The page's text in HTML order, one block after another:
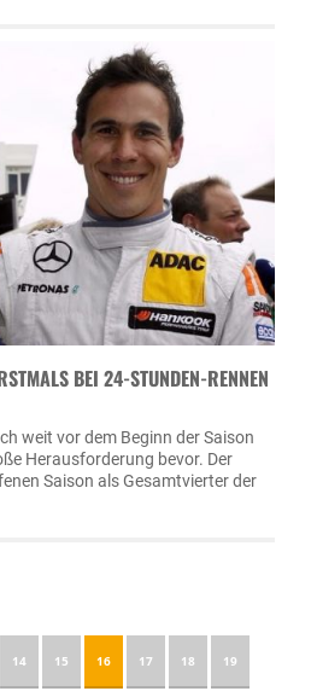
BEI 24-STUNDEN-RENNEN
weit vor dem Beginn der Saison
Herausforderung bevor. Der
Saison als Gesamtvierter der
14 15 16 17 18 19